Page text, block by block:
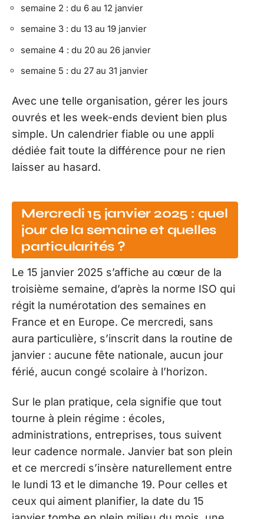
semaine 2 : du 6 au 12 janvier
semaine 3 : du 13 au 19 janvier
semaine 4 : du 20 au 26 janvier
semaine 5 : du 27 au 31 janvier
Avec une telle organisation, gérer les jours
ouvrés et les week-ends devient bien plus
simple. Un calendrier fiable ou une appli
dédiée fait toute la différence pour ne rien
laisser au hasard.
Mercredi 15 janvier 2025 : quel
jour de la semaine et quelles
particularités ?
Le 15 janvier 2025 s’affiche au cœur de la
troisième semaine, d’après la norme ISO qui
régit la numérotation des semaines en
France et en Europe. Ce mercredi, sans
aura particulière, s’inscrit dans la routine de
janvier : aucune fête nationale, aucun jour
férié, aucun congé scolaire à l’horizon.
Sur le plan pratique, cela signifie que tout
tourne à plein régime : écoles,
administrations, entreprises, tous suivent
leur cadence normale. Janvier bat son plein
et ce mercredi s’insère naturellement entre
le lundi 13 et le dimanche 19. Pour celles et
ceux qui aiment planifier, la date du 15